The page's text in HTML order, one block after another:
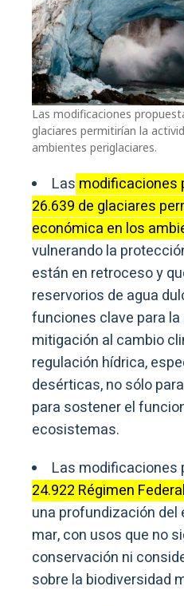
Las modificaciones
glaciares permitirían la
ambientes periglaciares.
Las modificaciones
26.639 de glaciares
económica en los
vulnerando la
están en retroceso y
reservorios de agua
funciones clave para
mitigación al cambio
regulación hídrica,
desérticas, no sólo
para sostener el
ecosistemas.
Las modificaciones
24.922 Régimen
una profundización
mar, con usos que no
conservación ni
sobre la biodiversidad